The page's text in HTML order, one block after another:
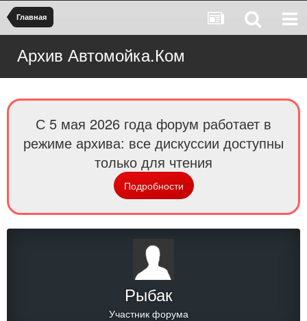
Главная
Архив Автомойка.Ком
С 5 мая 2026 года форум работает в
режиме архива: все дискуссии доступны
только для чтения
Подробности
Рыбак
Участник форума